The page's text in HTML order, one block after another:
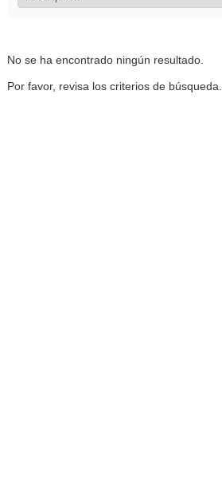
No se ha encontrado ningún resultado.
Por favor, revisa los criterios de búsqueda.